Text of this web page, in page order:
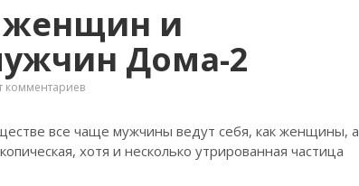
женщин и
Дома-2
комментариев
все чаще мужчины ведут себя, как женщины, а
хотя и несколько утрированная частица